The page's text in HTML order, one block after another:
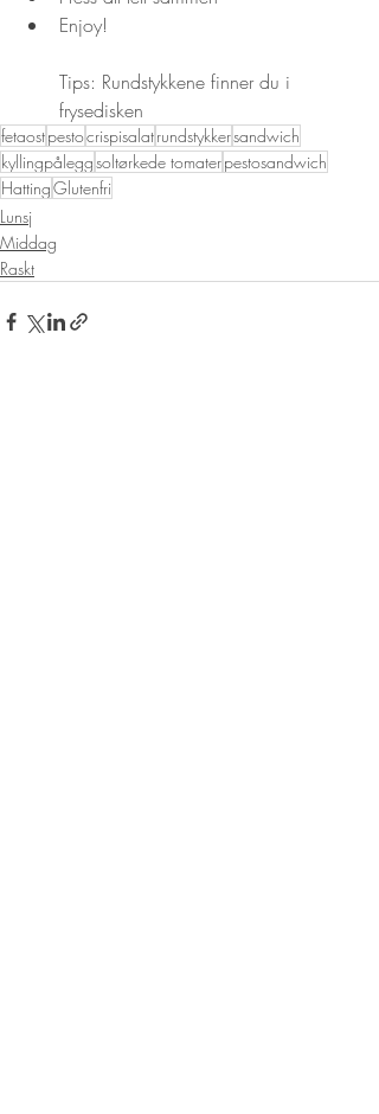
Enjoy!
Tips: Rundstykkene finner du i
frysedisken
fetaostpestocrispisalatrundstykkersandwich
kyllingpåleggsoltørkede tomaterpestosandwich
HattingGlutenfri
Lunsj
Middag
Raskt